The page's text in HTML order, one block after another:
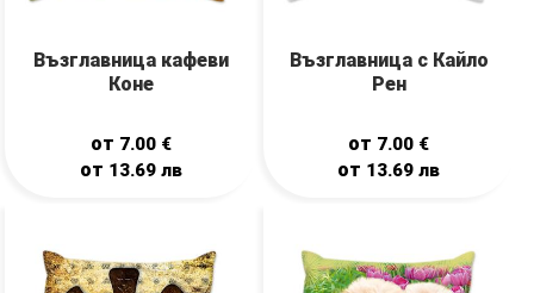
Възглавница кафеви
Коне
от 7.00 €
от 13.69 лв
Възглавница с Кайло
Рен
от 7.00 €
от 13.69лв